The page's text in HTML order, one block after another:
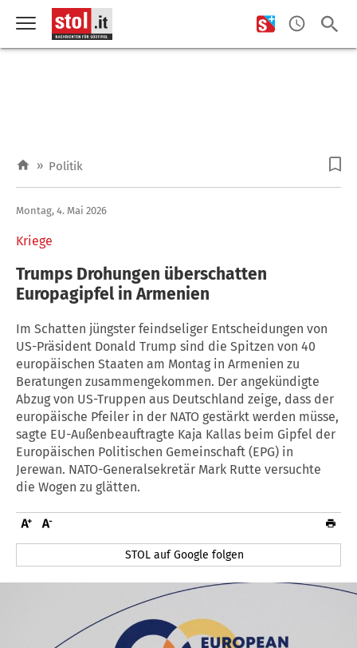
» Politik
Kriege
Montag, 4. Mai 2026
Trumps Drohungen überschatten
Europagipfel in Armenien
Im Schatten jüngster feindseliger Entscheidungen von
US-Präsident Donald Trump sind die Spitzen von 40
europäischen Staaten am Montag in Armenien zu
Beratungen zusammengekommen. Der angekündigte
Abzug von US-Truppen aus Deutschland zeige, dass der
europäische Pfeiler in der NATO gestärkt werden müsse,
sagte EU-Außenbeauftragte Kaja Kallas beim Gipfel der
Europäischen Politischen Gemeinschaft (EPG) in
Jerewan. NATO-Generalsekretär Mark Rutte versuchte
die Wogen zu glätten.
STOL auf Google folgen